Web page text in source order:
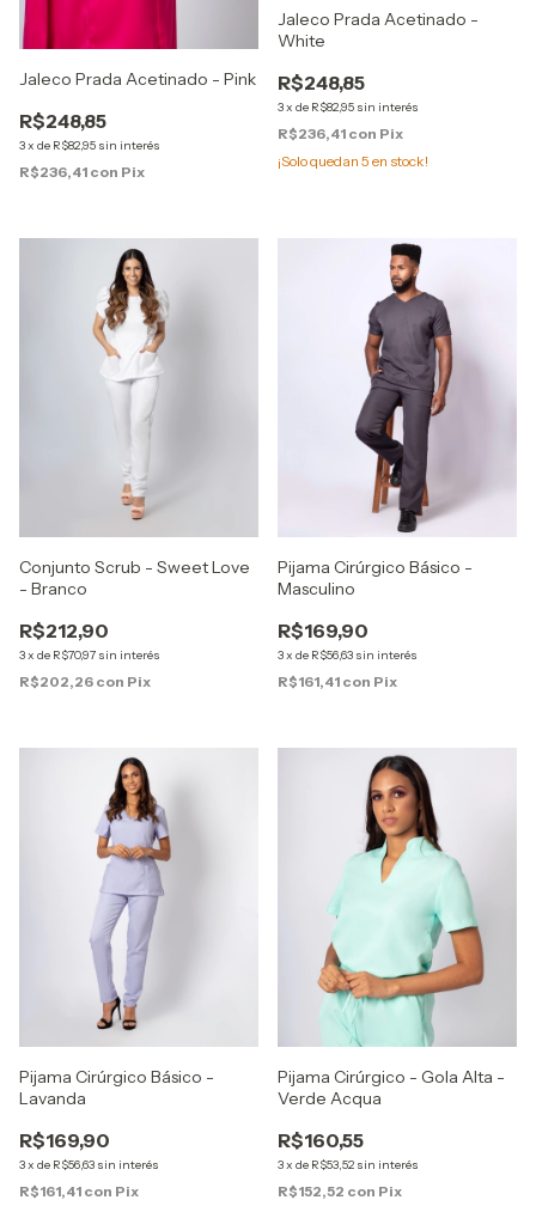
Jaleco Prada Acetinado - Pink
R$248,85
3x de R$82,95 sin interés
R$236,41 con Pix
Jaleco Prada Acetinado -
White
R$248,85
3x de R$82,95 sin interés
R$236,41 con Pix
¡Solo quedan 5 en stock!
Conjunto Scrub - Sweet Love
- Branco
R$212,90
3x de R$70,97 sin interés
R$202,26 con Pix
Pijama Cirúrgico Básico -
Masculino
R$169,90
3x de R$56,63 sin interés
R$161,41 con Pix
Pijama Cirúrgico Básico -
Lavanda
R$169,90
3x de R$56,63 sin interés
R$161,41 con Pix
Pijama Cirúrgico - Gola Alta -
Verde Acqua
R$160,55
3x de R$53,52 sin interés
R$152,52 con Pix